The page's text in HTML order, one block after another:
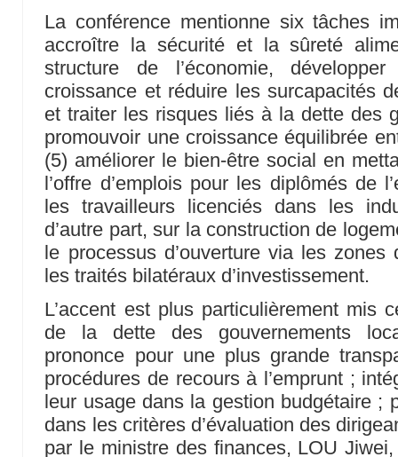
La conférence mentionne six tâches
accroître la sécurité et la sûreté
structure de l’économie,
croissance et réduire les surcapacités
et traiter les risques liés à la dette des
promouvoir une croissance équilibrée
(5) améliorer le bien-être social en
l’offre d’emplois pour les diplômés de
les travailleurs licenciés dans les
d’autre part, sur la construction de
le processus d’ouverture via les
les traités bilatéraux d’investissement.
L’accent est plus particulièrement mis
de la dette des gouvernements
prononce pour une plus grande
procédures de recours à l’emprunt ;
leur usage dans la gestion budgétaire ;
dans les critères d’évaluation des
par le ministre des finances, LOU